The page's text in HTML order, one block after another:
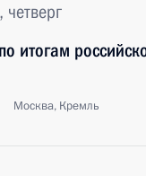
итогам
Москва, Кремль